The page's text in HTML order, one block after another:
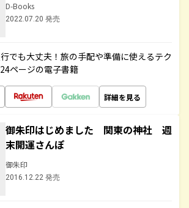
D-Books
2022.07.20 発売
でも大丈夫！旅の手配や準備に使えるテク
ページの電子書籍
詳細を見る
御朱印はじめました 関東の神社 週
末開運さんぽ
御朱印
2016.12.22 発売